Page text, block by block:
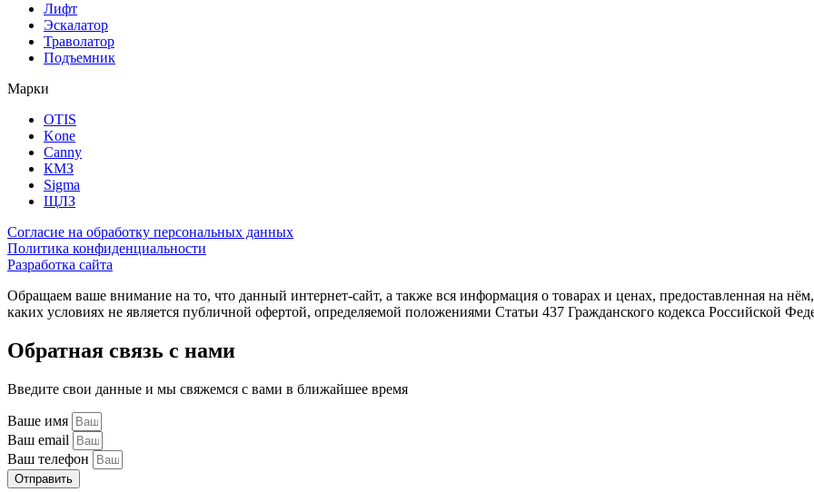
Лифт
Эскалатор
Траволатор
Подъемник
Марки
OTIS
Kone
Canny
КМЗ
Sigma
ЩЛЗ
Согласие на обработку персональных данных
Политика конфиденциальности
Разработка сайта
Обращаем ваше внимание на то, что данный интернет-сайт, а также вся информация о товарах и ценах, предоставленная на
каких условиях не является публичной офертой, определяемой положениями Статьи 437 Гражданского кодекса Российской
Обратная связь с нами
Введите свои данные и мы свяжемся с вами в ближайшее время
Ваше имя
Ваш email
Ваш телефон
Отправить